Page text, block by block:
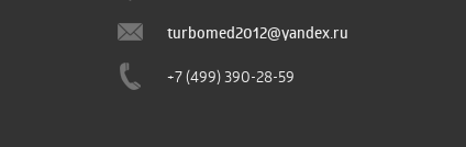
turbomed2012@yandex.ru
+7 (499) 390-28-59